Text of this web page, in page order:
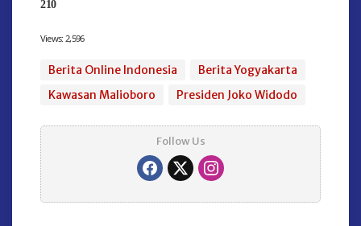
210
Views: 2,596
Berita Online Indonesia
Berita Yogyakarta
Kawasan Malioboro
Presiden Joko Widodo
Follow Us